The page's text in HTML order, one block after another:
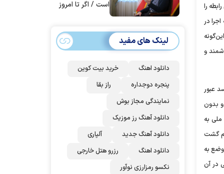
را
در
و
عبور
و بدون
به
گشت
به
در آن
است / اگر تا امروز
مردم ایران است
لینک های مفید
دانلود اهنگ
خرید بیت کوین
پنجره دوجداره
راز بقا
نمایندگی مجاز بوش
دانلود آهنگ رز‌ موزیک
دانلود آهنگ جدید
آلپاری
دانلود اهنگ
رزرو هتل خارجی
نکسو رمزارزی نوآور